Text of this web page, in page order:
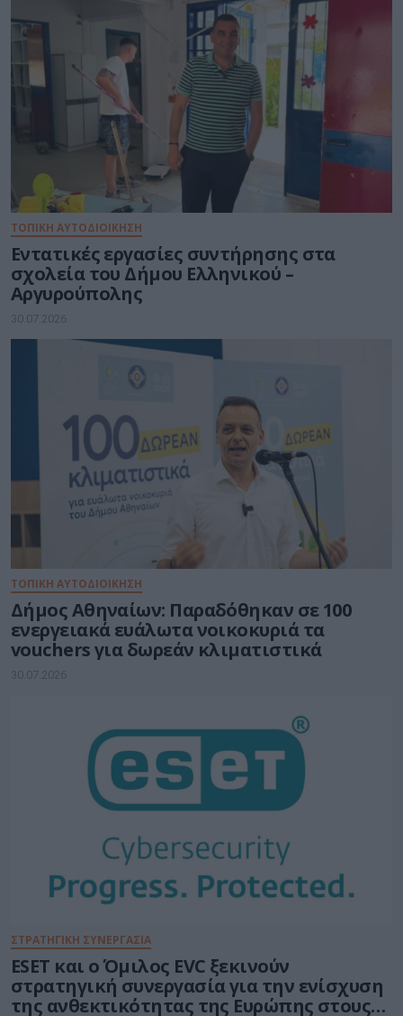
ΤΟΠΙΚΗ ΑΥΤΟΔΙΟΙΚΗΣΗ
Εντατικές εργασίες συντήρησης στα
σχολεία του Δήμου Ελληνικού –
Αργυρούπολης
30.07.2026
ΤΟΠΙΚΗ ΑΥΤΟΔΙΟΙΚΗΣΗ
Δήμος Αθηναίων: Παραδόθηκαν σε 100
ενεργειακά ευάλωτα νοικοκυριά τα
vouchers για δωρεάν κλιματιστικά
30.07.2026
ΣΤΡΑΤΗΓΙΚΗ ΣΥΝΕΡΓΑΣΙΑ
ESET και ο Όμιλος EVC ξεκινούν
στρατηγική συνεργασία για την ενίσχυση
της ανθεκτικότητας της Ευρώπης στους